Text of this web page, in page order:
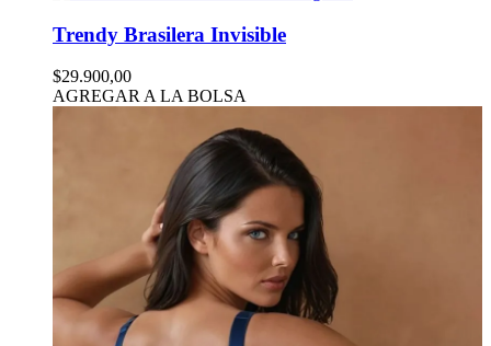
Trendy Brasilera Invisible
$29.900,00
AGREGAR A LA BOLSA